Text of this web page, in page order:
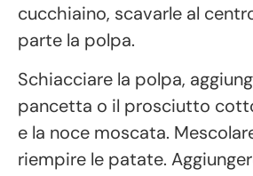
cucchiaino, scavarle al
parte la polpa.
Schiacciare la polpa,
pancetta o il prosciutto
e la noce moscata.
riempire le patate.